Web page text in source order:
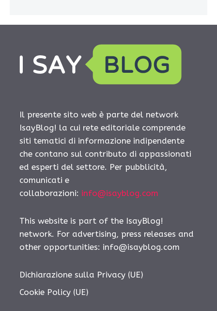
Il presente sito web è parte del network
IsayBlog! la cui rete editoriale comprende
siti tematici di informazione indipendente
che contano sul contributo di appassionati
ed esperti del settore. Per pubblicità,
comunicati e
collaborazioni: info@isayblog.com
This website is part of the IsayBlog!
network. For advertising, press releases and
other opportunities: info@isayblog.com
Dichiarazione sulla Privacy (UE)
Cookie Policy (UE)